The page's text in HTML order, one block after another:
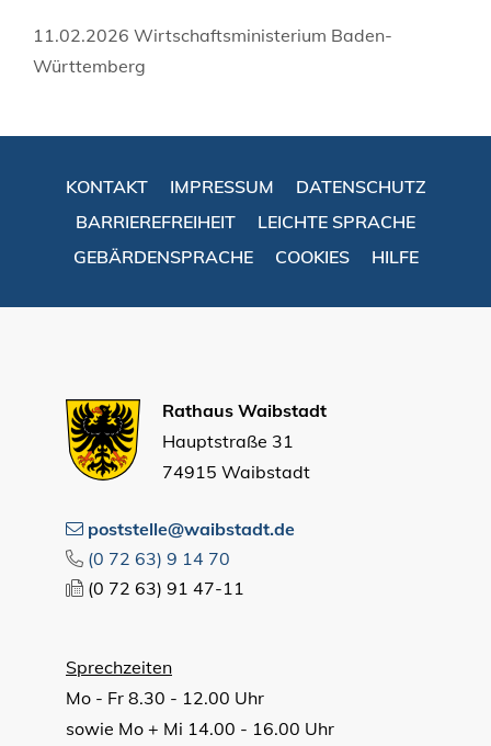
11.02.2026 Wirtschaftsministerium Baden-
Württemberg
KONTAKT IMPRESSUM
DATENSCHUTZ
BARRIEREFREIHEIT
LEICHTE SPRACHE
GEBÄRDENSPRACHE
COOKIES HILFE
Rathaus Waibstadt
Hauptstraße 31
74915 Waibstadt
poststelle@waibstadt.de
(0 72 63) 9 14 70
(0 72 63) 91 47-11
Sprechzeiten
Mo - Fr 8.30 - 12.00 Uhr
sowie Mo + Mi 14.00 - 16.00 Uhr